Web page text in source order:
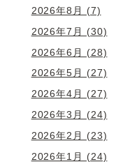
2026年8月 (7)
2026年7月 (30)
2026年6月 (28)
2026年5月 (27)
2026年4月 (27)
2026年3月 (24)
2026年2月 (23)
2026年1月 (24)